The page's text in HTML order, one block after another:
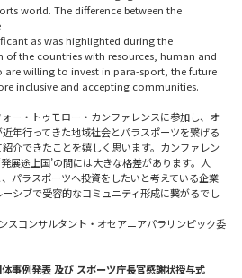
world. The difference between the
as was highlighted during the
of the countries with resources, human and
willing to invest in para-sport, the future
inclusive and accepting communities.
ー・トゥモロー・カンファレンスに参加し、オ
年行ってきた地域社会とパラスポーツを繋げる
介できたことを嬉しく思います。カンファレン
展途上国’の間には大きな格差があります。人
パラスポーツへ投資をしたいと考えている企業
シブで受容的なコミュニティ形成に繋がるでし
スコンサルタント・オセアニアパラリンピック委
事例発表 及び スポーツ庁長官感謝状授与式